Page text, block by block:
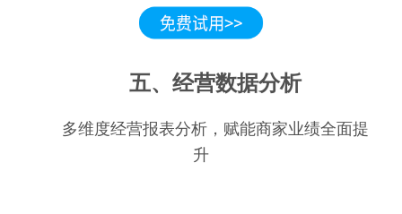
五、经营数据分析
多维度经营报表分析，赋能商家业绩全面提
升